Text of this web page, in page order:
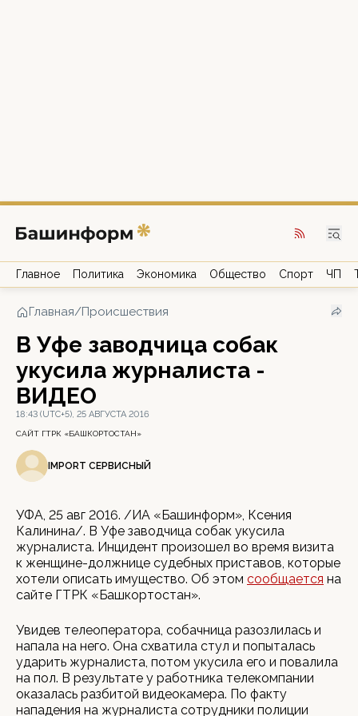
Главное Политика Экономика Общество Спорт ЧП
Главная/Происшествия
В Уфе заводчица собак
укусила журналиста -
ВИДЕО
18:43 (UTC+5), 25 АВГУСТА 2016
САЙТ ГТРК «БАШКОРТОСТАН»
IMPORT СЕРВИСНЫЙ
УФА, 25 авг 2016. /ИА «Башинформ», Ксения
Калинина/. В Уфе заводчица собак укусила
журналиста. Инцидент произошел во время визита
к женщине-должнице судебных приставов, которые
хотели описать имущество. Об этом сообщается на
сайте ГТРК «Башкортостан».
Увидев телеоператора, собачница разозлилась и
напала на него. Она схватила стул и попыталась
ударить журналиста, потом укусила его и повалила
на пол. В результате у работника телекомпании
оказалась разбитой видеокамера. По факту
нападения на журналиста сотрудники полиции